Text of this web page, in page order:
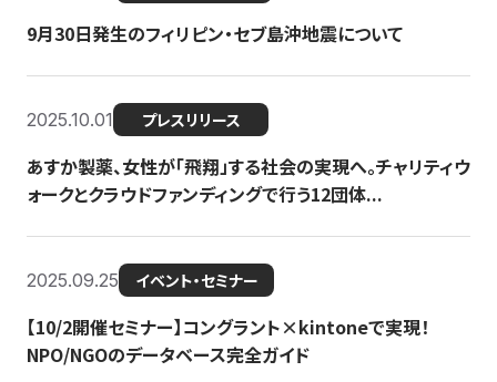
9月30日発生のフィリピン・セブ島沖地震について
2025.10.01 プレスリリース
あすか製薬、女性が「飛翔」する社会の実現へ。チャリティウ
ォークとクラウドファンディングで行う12団体...
2025.09.25 イベント・セミナー
【10/2開催セミナー】コングラント×kintoneで実現！
NPO/NGOのデータベース完全ガイド